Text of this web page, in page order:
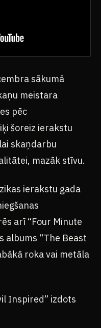
sākumā
meistara
pēc
šoreiz ierakstu
skaņdarbu
mazāk stīvu.
ierakstu gada
arī “Four Minute
albums “The Beast
roka vai metāla
Inspired” izdots